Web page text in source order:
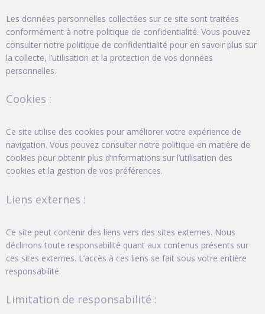
Les données personnelles collectées sur ce site sont traitées
conformément à notre politique de confidentialité. Vous pouvez
consulter notre politique de confidentialité pour en savoir plus sur
la collecte, l’utilisation et la protection de vos données
personnelles.
Cookies :
Ce site utilise des cookies pour améliorer votre expérience de
navigation. Vous pouvez consulter notre politique en matière de
cookies pour obtenir plus d’informations sur l’utilisation des
cookies et la gestion de vos préférences.
Liens externes :
Ce site peut contenir des liens vers des sites externes. Nous
déclinons toute responsabilité quant aux contenus présents sur
ces sites externes. L’accès à ces liens se fait sous votre entière
responsabilité.
Limitation de responsabilité :